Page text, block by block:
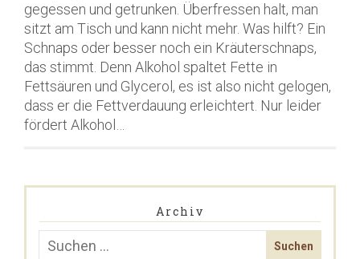
gegessen und getrunken. Überfressen halt, man
sitzt am Tisch und kann nicht mehr. Was hilft? Ein
Schnaps oder besser noch ein Kräuterschnaps,
das stimmt. Denn Alkohol spaltet Fette in
Fettsäuren und Glycerol, es ist also nicht gelogen,
dass er die Fettverdauung erleichtert. Nur leider
fördert Alkohol…
Archiv